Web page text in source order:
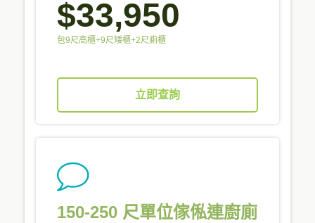
$33,950
包9尺高櫃+9尺矮櫃+2尺廁櫃
立即查詢
150-250 尺單位傢俬連廚廁